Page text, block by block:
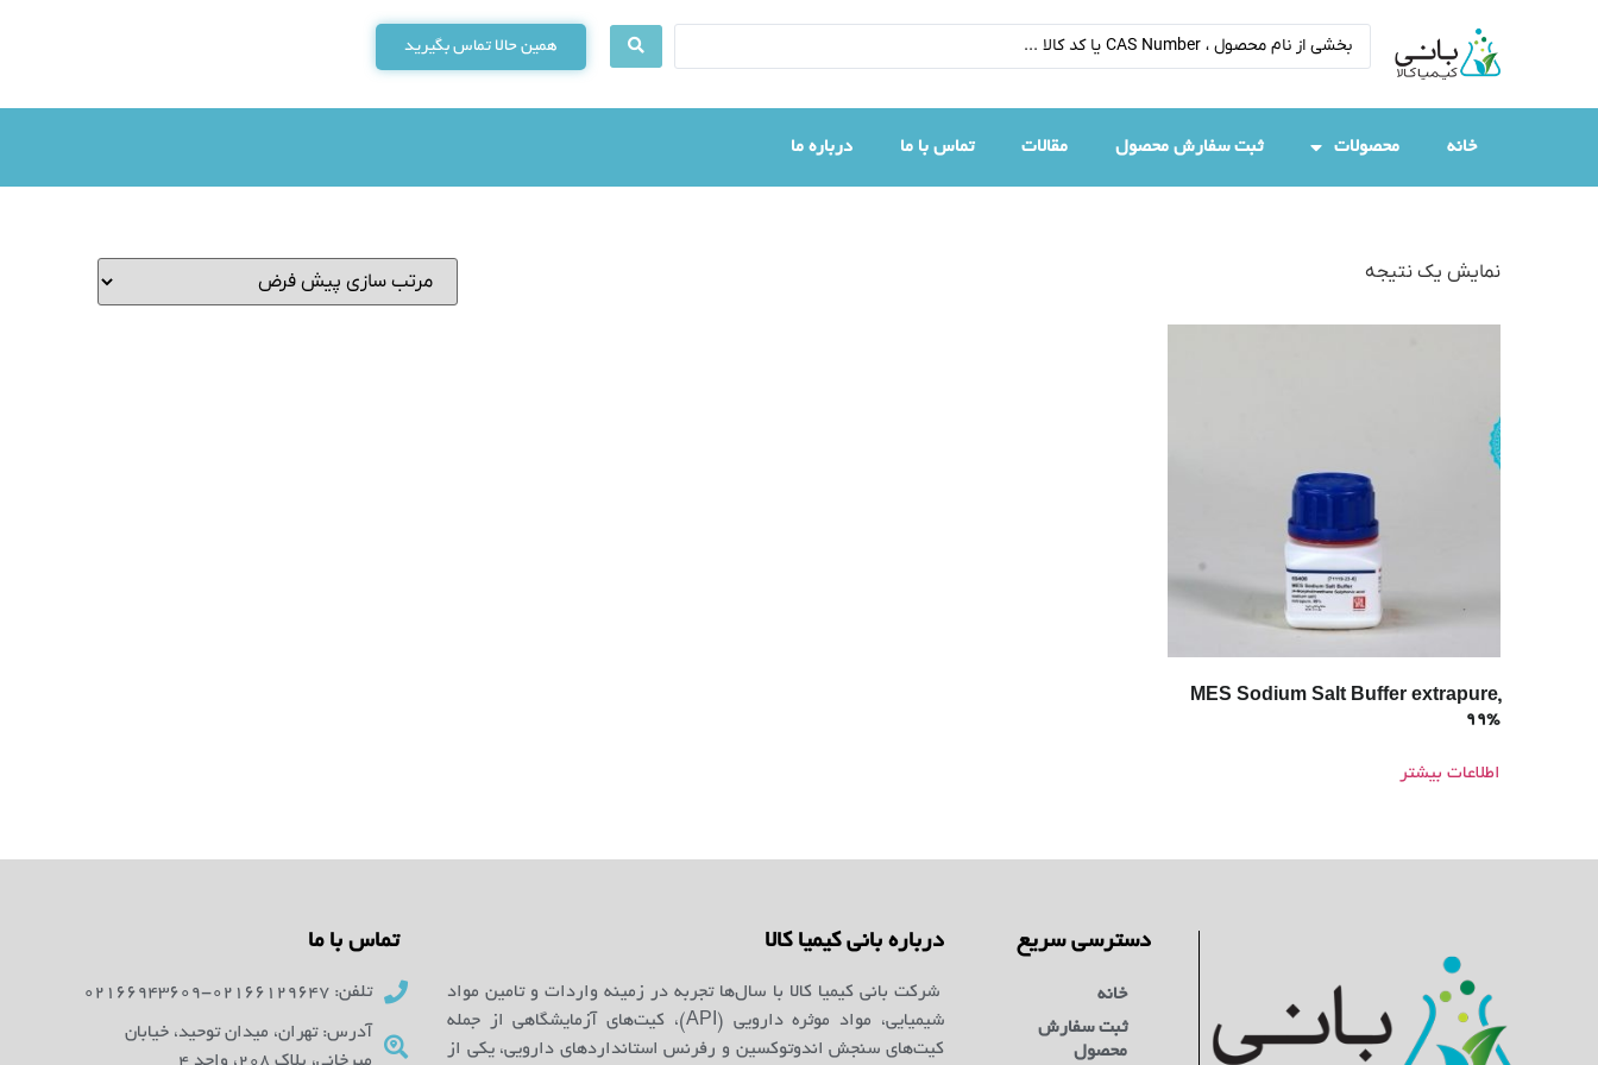
همین حالا تماس بگیرید
خانه محصولات ثبت سفارش محصول مقالات تماس با ما درباره ما
نمایش یک نتیجه
MES Sodium Salt Buffer extrapure,
99%
اطلاعات بیشتر
دسترسی سریع
خانه
ثبت سفارش
محصول
درباره بانی کیمیا کالا
شرکت بانی کیمیا کالا با سال‌ها تجربه در زمینه واردات و تامین مواد
شیمیایی، مواد موثره دارویی (API)، کیت‌های آزمایشگاهی از جمله
کیت‌های سنجش اندوتوکسین و رفرنس استانداردهای دارویی، یکی از
تماس با ما
تلفن: 02166129647-02166943609
آدرس: تهران، میدان توحید، خیابان